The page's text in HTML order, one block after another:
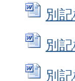
別
別
別